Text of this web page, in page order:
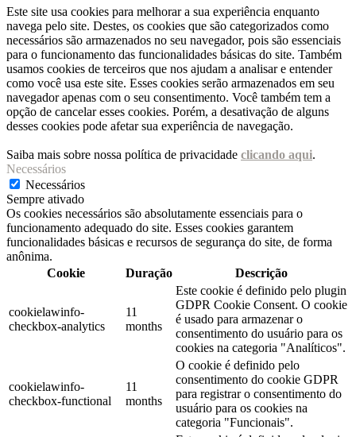
Este site usa cookies para melhorar a sua experiência enquanto
navega pelo site. Destes, os cookies que são categorizados como
necessários são armazenados no seu navegador, pois são essenciais
para o funcionamento das funcionalidades básicas do site. Também
usamos cookies de terceiros que nos ajudam a analisar e entender
como você usa este site. Esses cookies serão armazenados em seu
navegador apenas com o seu consentimento. Você também tem a
opção de cancelar esses cookies. Porém, a desativação de alguns
desses cookies pode afetar sua experiência de navegação.
Saiba mais sobre nossa política de privacidade clicando aqui.
Necessários
Necessários
Sempre ativado
Os cookies necessários são absolutamente essenciais para o
funcionamento adequado do site. Esses cookies garantem
funcionalidades básicas e recursos de segurança do site, de forma
anônima.
Cookie
Duração Descrição
cookielawinfo-
checkbox-analytics
11
months
Este cookie é definido pelo plugin
GDPR Cookie Consent. O cookie
é usado para armazenar o
consentimento do usuário para os
cookies na categoria "Analíticos".
cookielawinfo-
checkbox-functional
11
months
O cookie é definido pelo
consentimento do cookie GDPR
para registrar o consentimento do
usuário para os cookies na
categoria "Funcionais".